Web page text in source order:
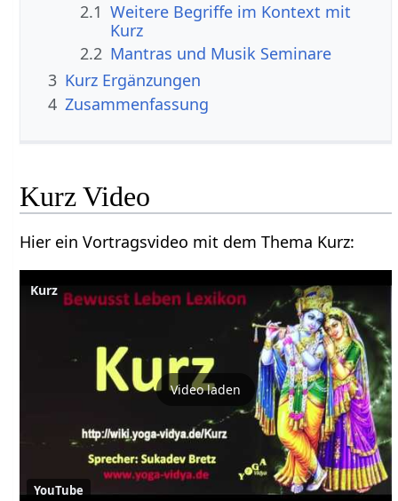
2.1 Weitere Begriffe im Kontext mit
2.2 Mantras und Musik Seminare
3
Kurz‏‎ Ergänzungen
4 Zusammenfassung
Kurz‏‎ Video
Hier ein Vortragsvideo mit dem Thema Kurz‏‎:
Video laden
YouTube